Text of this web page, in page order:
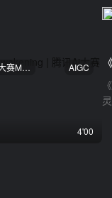
腾讯Ai大赛MV季优秀奖 AIGC
4'00